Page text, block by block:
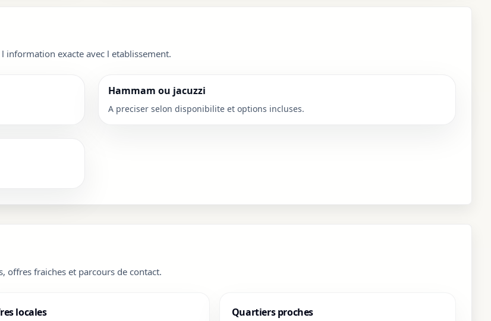
information exacte avec l etablissement.
Hammam ou jacuzzi
A preciser selon disponibilite et options incluses.
offres fraiches et parcours de contact.
locales Quartiers proches